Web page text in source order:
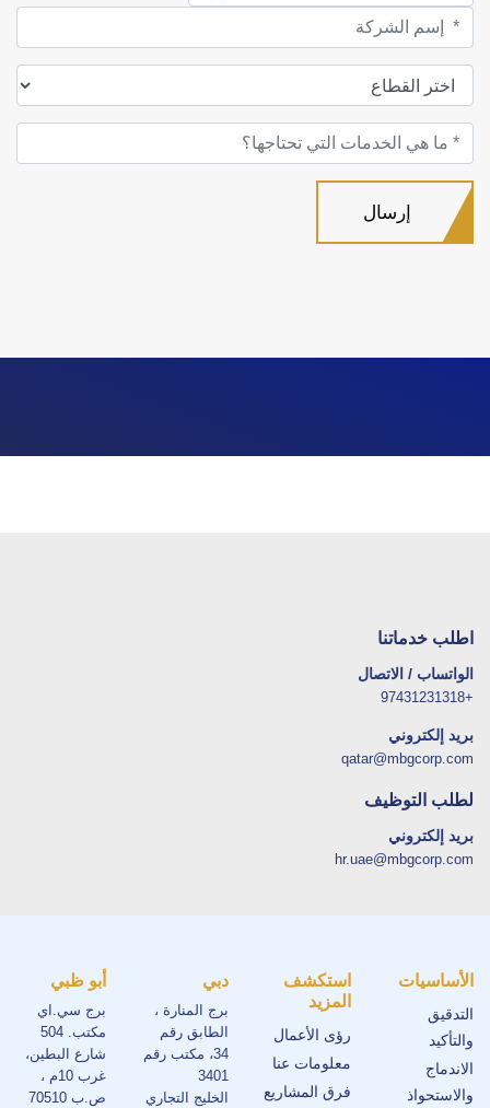
اطلب خدماتنا
الواتساب / الاتصال
+97431231318
بريد إلكتروني
qatar@mbgcorp.com
لطلب التوظيف
بريد إلكتروني
hr.uae@mbgcorp.com
الأساسيات
التدقيق
والتأكيد
الاندماج
والاستحواذ
استكشف
المزيد
رؤى الأعمال
معلومات عنا
فرق المشاريع
دبي
برج المنارة ،
الطابق رقم
34، مكتب رقم
3401
الخليج التجاري
أبو ظبي
برج سي.اي
مكتب. 504
شارع البطين،
غرب 10م ،
ص.ب 70510